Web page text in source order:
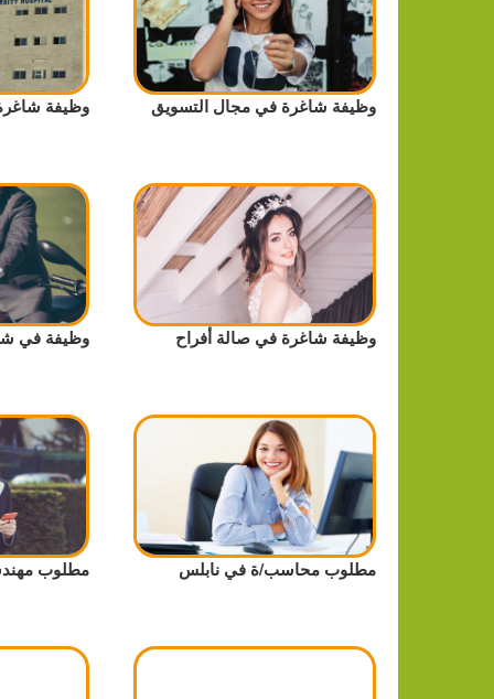
وظيفة شاغرة في مجال التسويق وظيفة
وظيفة شاغرة في صالة أفراح وظيفة في
مطلوب محاسب/ة في نابلس مطلوب